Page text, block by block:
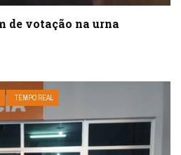
de votação na urna
TEMPO REAL